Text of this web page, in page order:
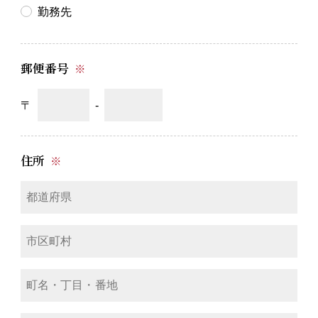
勤務先
郵便番号 ※
〒 -
住所 ※